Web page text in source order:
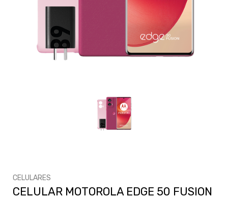
CELULARES
CELULAR MOTOROLA EDGE 50 FUSION